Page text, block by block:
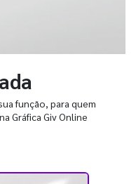
função, para quem
Gráfica Giv Online